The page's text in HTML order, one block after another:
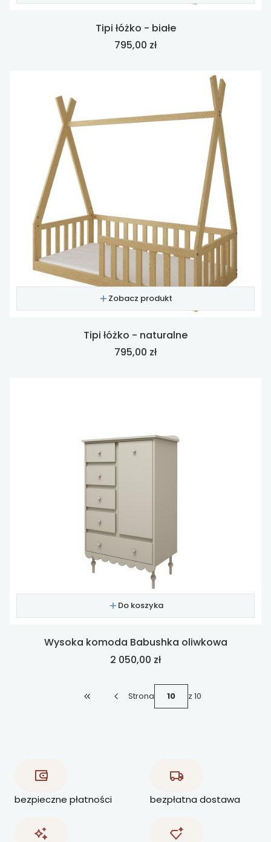
Tipi łóżko - białe
Cena
795,00 zł
Zobacz produkt
Tipi łóżko - naturalne
Cena
795,00 zł
Do koszyka
Wysoka komoda Babushka oliwkowa
Cena
2 050,00 zł
Wróć do pierwszej strony z produktami
Strona z 10
bezpieczne płatności bezpłatna dostawa